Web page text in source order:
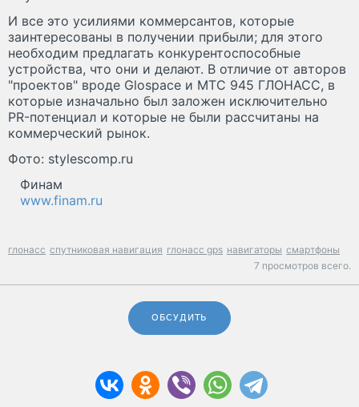
И все это усилиями коммерсантов, которые
заинтересованы в получении прибыли; для этого
необходим предлагать конкурентоспособные
устройства, что они и делают. В отличие от авторов
"проектов" вроде Glospace и МТС 945 ГЛОНАСС, в
которые изначально был заложен исключительно
PR-потенциал и которые не были рассчитаны на
коммерческий рынок.
Фото: stylescomp.ru
Финам
www.finam.ru
глонасс спутниковая навигация глонасс gps навигаторы смартфоны
7 просмотров всего.
ОБСУДИТЬ